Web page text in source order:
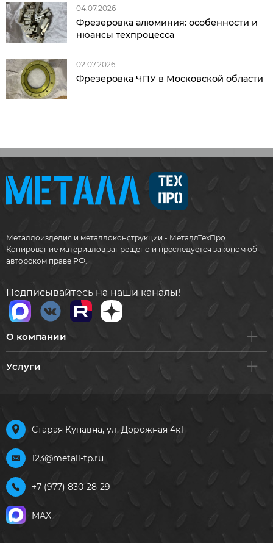
04.07.2026
Фрезеровка алюминия: особенности и
нюансы техпроцесса
02.07.2026
Фрезеровка ЧПУ в Московской области
Металлоизделия и металлоконструкции - МеталлТехПро.
Копирование материалов запрещено и преследуется законом об
авторском праве РФ.
Подписывайтесь на наши каналы!
О компании
Услуги
Старая Купавна, ул. Дорожная 4к1
123@metall-tp.ru
+7 (977) 830-28-29
MAX